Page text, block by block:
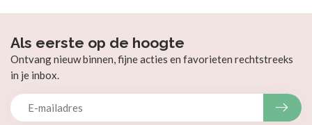
Als eerste op de hoogte
Ontvang nieuw binnen, fijne acties en favorieten rechtstreeks
in je inbox.